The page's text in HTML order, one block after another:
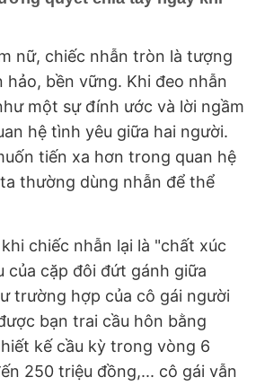
nữ, chiếc nhẫn tròn là tượng
bền vững. Khi đeo nhẫn
một sự đính ước và lời ngầm
hệ tình yêu giữa hai người.
tiến xa hơn trong quan hệ
thường dùng nhẫn để thể
chiếc nhẫn lại là "chất xúc
của cặp đôi đứt gánh giữa
trường hợp của cô gái người
bạn trai cầu hôn bằng
kế cầu kỳ trong vòng 6
250 triệu đồng,... cô gái vẫn